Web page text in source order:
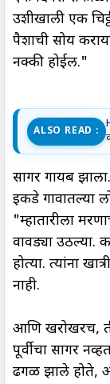
उशीखाली एक
पैशाची सोय
नक्की होईल."
ALSO READ :
सागर गायब
इकडे गावातल्या
"म्हातारीला
वावड्या उठल्या.
होत्या. त्यांना
नाही.
आणि खरोखरच,
पूर्वीचा सागर
ढगळ झाले होते,